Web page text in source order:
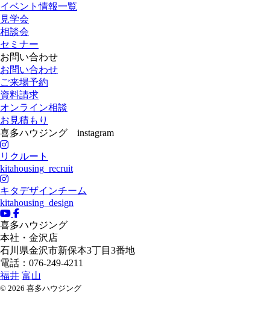
イベント情報一覧
見学会
相談会
セミナー
お問い合わせ
お問い合わせ
ご来場予約
資料請求
オンライン相談
お見積もり
喜多ハウジング instagram
リクルート
kitahousing_recruit
キタデザインチーム
kitahousing_design
喜多ハウジング
本社・金沢店
石川県金沢市新保本3丁目3番地
電話：076-249-4211
福井 富山
© 2026 喜多ハウジング